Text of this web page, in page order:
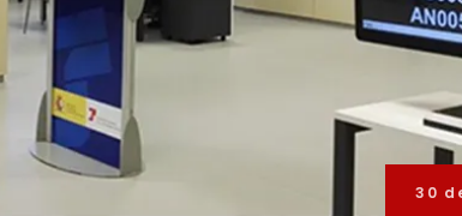
30